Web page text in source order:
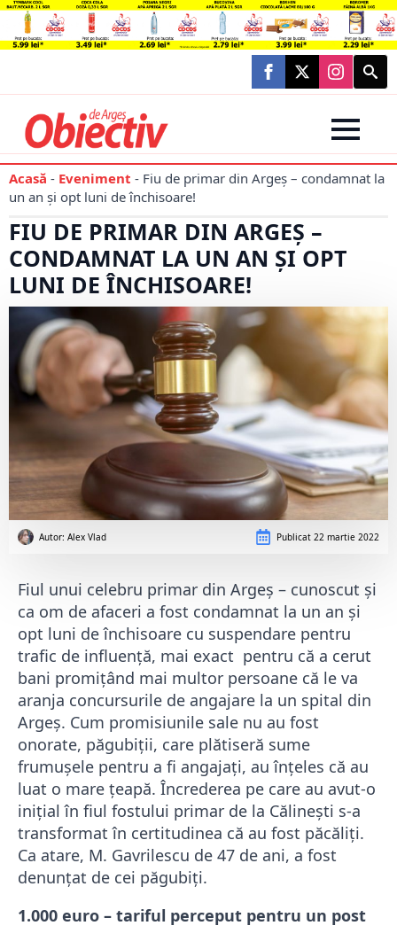
Search
for:
Acasă - Eveniment - Fiu de primar din Argeș – condamnat la
un an și opt luni de închisoare!
FIU DE PRIMAR DIN ARGEȘ –
CONDAMNAT LA UN AN ȘI OPT
LUNI DE ÎNCHISOARE!
Autor: Alex Vlad Publicat 22 martie 2022
Fiul unui celebru primar din Argeș – cunoscut și
ca om de afaceri a fost condamnat la un an și
opt luni de închisoare cu suspendare pentru
trafic de influență, mai exact pentru că a cerut
bani promițând mai multor persoane că le va
aranja concursurile de angajare la un spital din
Argeș. Cum promisiunile sale nu au fost
onorate, păgubiții, care plătiseră sume
frumușele pentru a fi angajați, au înțeles că au
luat o mare țeapă. Încrederea pe care au avut-o
inițial în fiul fostului primar de la Călinești s-a
transformat în certitudinea că au fost păcăliți.
Ca atare, M. Gavrilescu de 47 de ani, a fost
denunțat de cei păgubiți.
1.000 euro – tariful perceput pentru un post